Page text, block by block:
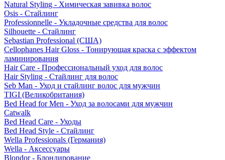
Natural Styling - Химическая завивка волос
Osis - Стайлинг
Professionnelle - Укладочные средства для волос
Silhouette - Стайлинг
Sebastian Professional (США)
Cellophanes Hair Gloss - Тонирующая краска с эффектом
ламинирования
Hair Care - Профессиональный уход для волос
Hair Styling - Стайлинг для волос
Seb Man - Уход и стайлинг волос для мужчин
TIGI (Великобритания)
Bed Head for Men - Уход за волосами для мужчин
Catwalk
Bed Head Care - Уходы
Bed Head Style - Стайлинг
Wella Professionals (Германия)
Wella - Аксессуары
Blondor - Блондирование